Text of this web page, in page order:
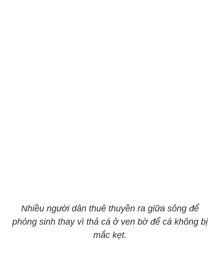
Nhiều người dân thuê thuyền ra giữa sông để
phóng sinh thay vì thả cá ở ven bờ để cá không bị
mắc kẹt.